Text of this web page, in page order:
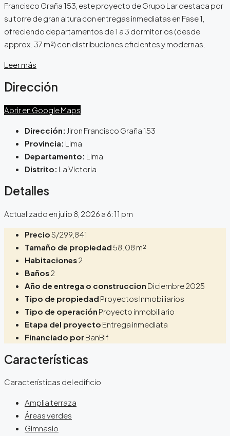
Francisco Graña 153, este proyecto de Grupo Lar destaca por
su torre de gran altura con entregas inmediatas en Fase 1,
ofreciendo departamentos de 1 a 3 dormitorios (desde
approx. 37 m²) con distribuciones eficientes y modernas.
Leer más
Dirección
Abrir en Google Maps
Dirección: Jiron Francisco Graña 153
Provincia: Lima
Departamento: Lima
Distrito: La Victoria
Detalles
Actualizado en julio 8, 2026 a 6:11 pm
PrecioS/299,841
Tamaño de propiedad58.08 m²
Habitaciones2
Baños2
Año de entrega o construccion Diciembre 2025
Tipo de propiedad Proyectos Inmobiliarios
Tipo de operación Proyecto inmobiliario
Etapa del proyecto Entrega inmediata
Financiado porBanBif
Características
Características del edificio
Amplia terraza
Áreas verdes
Gimnasio